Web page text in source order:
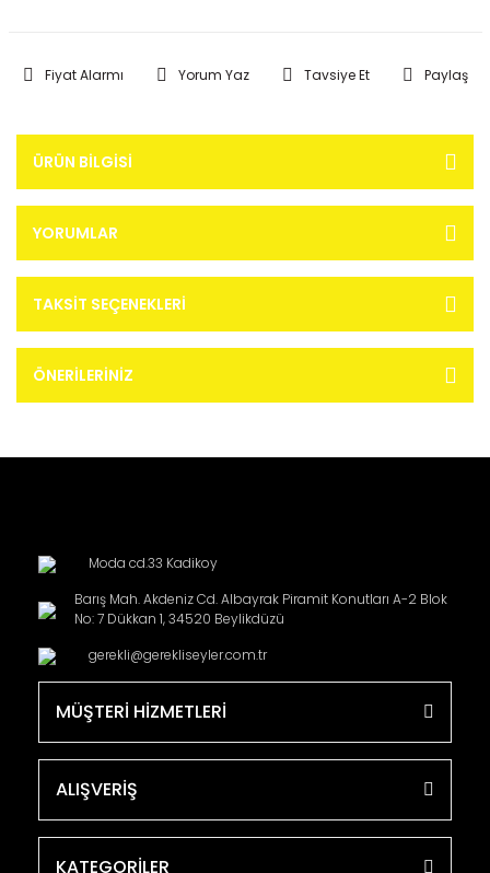
Fiyat Alarmı Yorum Yaz Tavsiye Et Paylaş
ÜRÜN BILGISI
YORUMLAR
TAKSIT SEÇENEKLERI
ÖNERILERINIZ
Moda cd.33 Kadikoy
Barış Mah. Akdeniz Cd. Albayrak Piramit Konutları A-2 Blok
No: 7 Dükkan 1, 34520 Beylikdüzü
gerekli@gerekliseyler.com.tr
MÜŞTERİ HİZMETLERİ
ALIŞVERİŞ
KATEGORİLER